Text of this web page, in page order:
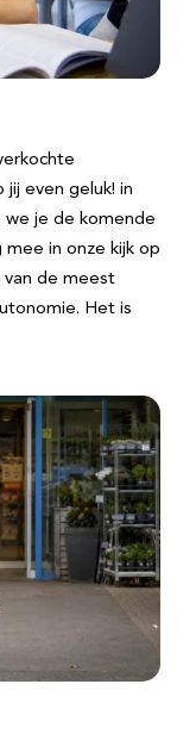
even geluk! in
we je de komende
mee in onze kijk op
van de meest
Het is